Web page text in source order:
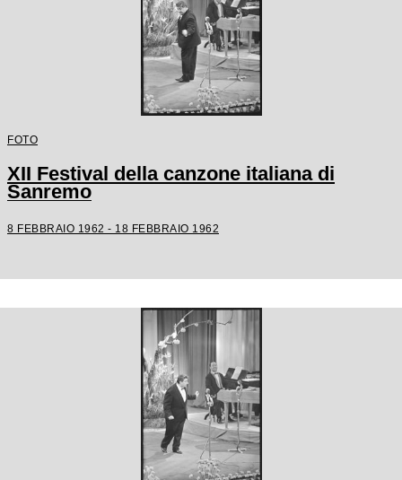
FOTO
XII Festival della canzone italiana di
Sanremo
8 FEBBRAIO 1962 - 18 FEBBRAIO 1962